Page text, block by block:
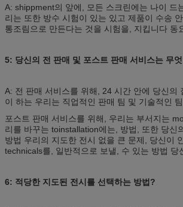
A: shippment의 앞에, 모든 스크린에는 나이 드
리는 또한 방수 시험이 있는 있고 제품이 수송
통조림으로 만든다는 것을 시험을, 지킵니다 동
5: 당신의 전 판매 및 포스트 판매 서비스는 무
A: 전 판매 서비스를 위해, 24 시간 안에 당신의
이 하는 우리는 직업적인 판매 팀 및 기술적인
포스트 판매 서비스를 위해, 우리는 부서지는
리를 바꾸는 toinstallation에는, 방법, 또한 당신
방법 우리의 지도한 전시 없을 큰 문제, 당신이
technicals를, 일반적으로 보낼, 수 있는 방법 당
6: 적당한 지도된 전시를 선택하는 방법?